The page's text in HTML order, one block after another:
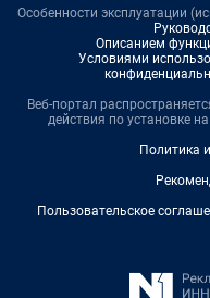
Особенности эксплуатации
Описанием
Условиями
Веб-портал
действия по установке
Политика
Пользовательское